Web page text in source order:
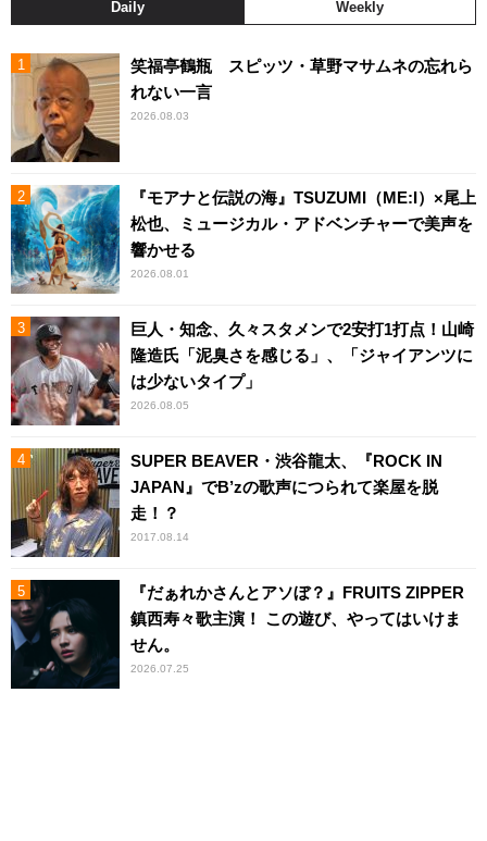
Daily Weekly
笑福亭鶴瓶 スピッツ・草野マサムネの忘れら
れない一言
2026.08.03
『モアナと伝説の海』TSUZUMI（ME:I）×尾上
松也、ミュージカル・アドベンチャーで美声を
響かせる
2026.08.01
巨人・知念、久々スタメンで2安打1打点！山崎
隆造氏「泥臭さを感じる」、「ジャイアンツに
は少ないタイプ」
2026.08.05
SUPER BEAVER・渋谷龍太、『ROCK IN
JAPAN』でB’zの歌声につられて楽屋を脱
走！？
2017.08.14
『だぁれかさんとアソぼ？』FRUITS ZIPPER
鎮西寿々歌主演！ この遊び、やってはいけま
せん。
2026.07.25